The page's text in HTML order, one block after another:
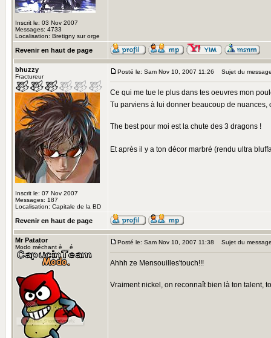
Inscrit le: 03 Nov 2007
Messages: 4733
Localisation: Bretigny sur orge
Revenir en haut de page
bhuzzy
Fractureur
Inscrit le: 07 Nov 2007
Messages: 187
Localisation: Capitale de la BD
Posté le: Sam Nov 10, 2007 11:26 Sujet du
Ce qui me tue le plus dans tes oeuvres mon
Tu parviens à lui donner beaucoup de
The best pour moi est la chute des 3 dragons !
Et après il y a ton décor marbré (rendu ultra
Revenir en haut de page
Mr Patator
Modo méchant è__é
Posté le: Sam Nov 10, 2007 11:38 Sujet du
Ahhh ze Mensouilles'touch!!!
Vraiment nickel, on reconnaît bien là ton talent,